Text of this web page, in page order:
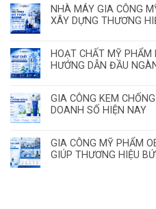
NHÀ MÁY GIA CÔNG
XÂY DỰNG THƯƠNG
HOẠT CHẤT MỸ PHẨM
HƯỚNG DẪN ĐẦU
GIA CÔNG KEM
DOANH SỐ HIỆN NAY
GIA CÔNG MỸ PHẨM
GIÚP THƯƠNG HIỆU